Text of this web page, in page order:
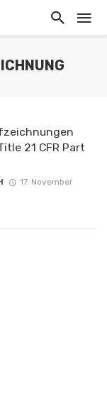
21 CFR Part
17. November